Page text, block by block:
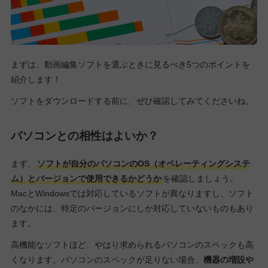
まずは、動画編集ソフトを選ぶときに見るべき5つのポイントを
紹介します！
ソフトをダウンロードする前に、ぜひ確認してみてくださいね。
パソコンとの相性はよいか？
まず、
ソフトが自分のパソコンのOS（オペレーティングシステ
ム）とバージョンで使用できるかどうかを確認しましょう。
MacとWindowsでは対応しているソフトが異なりますし、ソフト
のなかには、特定のバージョンにしか対応していないものもあり
ます。
高機能なソフトほど、やはり求められるパソコンのスペックも高
くなります。パソコンのスペックが足りない場合、 機器の増設や